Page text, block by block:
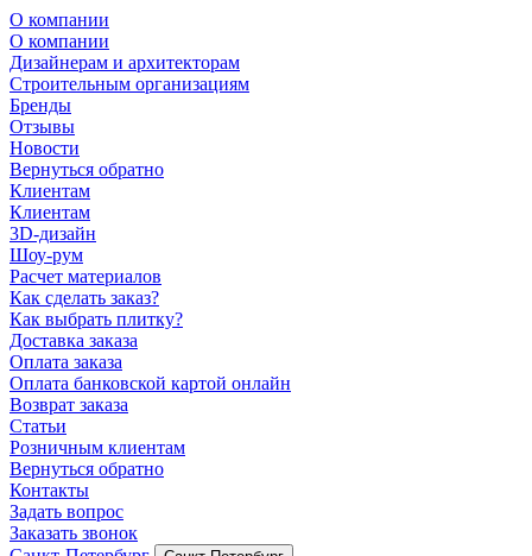
О компании
О компании
Дизайнерам и архитекторам
Строительным организациям
Бренды
Отзывы
Новости
Вернуться обратно
Клиентам
Клиентам
3D-дизайн
Шоу-рум
Расчет материалов
Как сделать заказ?
Как выбрать плитку?
Доставка заказа
Оплата заказа
Оплата банковской картой онлайн
Возврат заказа
Статьи
Розничным клиентам
Вернуться обратно
Контакты
Задать вопрос
Заказать звонок